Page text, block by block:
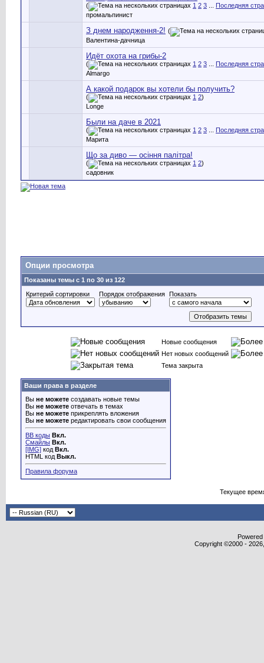
( 1 2 3
Последняя
промальпинист
З днем народження-2! (
Валентина-дачница
Идёт охота на грибы-2
( 1 2 3
Последняя
Almargo
А какой подарок вы хотели бы получить?
( 1 2)
Longe
Были на даче в 2021
( 1 2 3
Последняя
Марита
Що за диво — осіння палітра!
( 1 2)
садовник
Опции просмотра
Показаны темы с 1 по 30 из 122
Критерий сортировки
Порядок отображения Показать
Новые сообщения
Нет новых сообщений
Тема закрыта
Ваши права в разделе
Вы не можете создавать новые темы
Вы не можете отвечать в темах
Вы не можете прикреплять вложения
Вы не можете редактировать свои сообщения
BB коды Вкл.
Смайлы Вкл.
[IMG] код Вкл.
HTML код Выкл.
Правила форума
Текущее
Copyright ©2000 -